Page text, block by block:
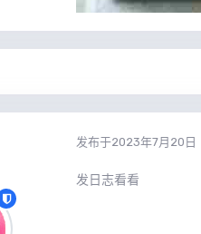
发布于2023年7月20日
发日志看看